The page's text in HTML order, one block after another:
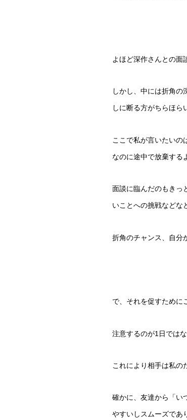
よほど深作さんとの面
しかし、中には折角の
しに断る方がちらほら
ここで私が言いたいの
なのに途中で放棄する
面談に臨んだのもきっ
いことへの挑戦などな
折角のチャンス、自分
で、それを促すために
注意するのが1日ではな
これにより相手は私の
確かに、友達から「い
やすいしスムーズであ